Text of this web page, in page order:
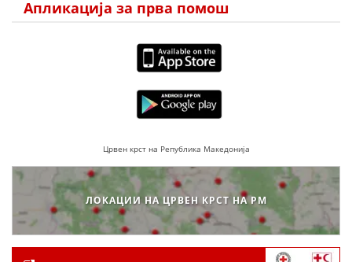
Апликација за прва помош
Црвен крст на Република Македонија
ЛОКАЦИИ НА ЦРВЕН КРСТ НА РМ